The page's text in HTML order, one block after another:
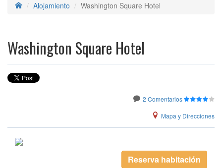
Alojamiento Washington Square Hotel
Washington Square Hotel
2 Comentarios
Mapa y Direcciones
Reserva habitación